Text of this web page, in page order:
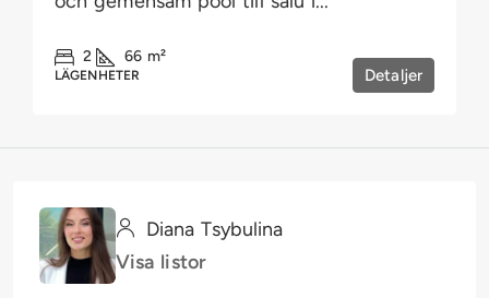
2 66 m²
LÄGENHETER Detaljer
Diana Tsybulina
Visa listor